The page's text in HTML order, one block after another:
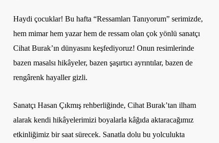
Haydi çocuklar! Bu hafta “Ressamları Tanıyorum” serimizde,
hem mimar hem yazar hem de ressam olan çok yönlü sanatçı
Cihat Burak’ın dünyasını keşfediyoruz! Onun resimlerinde
bazen masalsı hikâyeler, bazen şaşırtıcı ayrıntılar, bazen de
rengârenk hayaller gizli.
Sanatçı Hasan Çıkmış rehberliğinde, Cihat Burak’tan ilham
alarak kendi hikâyelerimizi boyalarla kâğıda aktaracağımız
etkinliğimiz bir saat sürecek. Sanatla dolu bu yolculukta